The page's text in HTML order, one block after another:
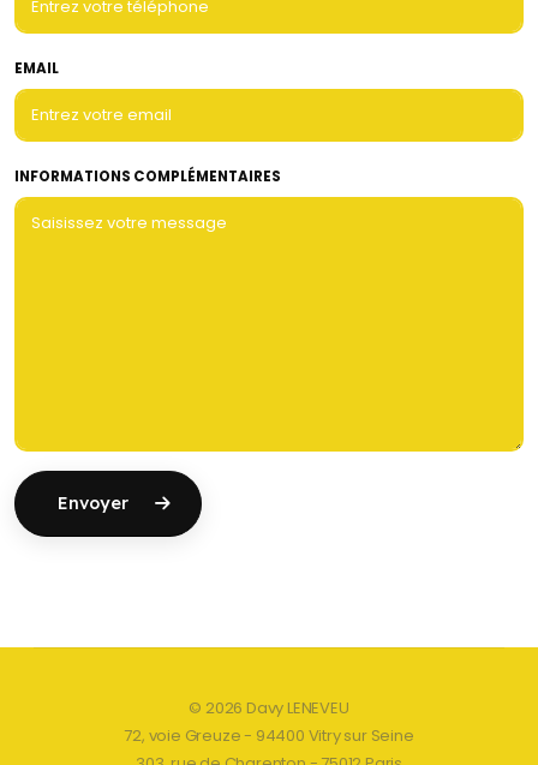
EMAIL
INFORMATIONS COMPLÉMENTAIRES
Envoyer
© 2026 Davy LENEVEU
72, voie Greuze - 94400 Vitry sur Seine